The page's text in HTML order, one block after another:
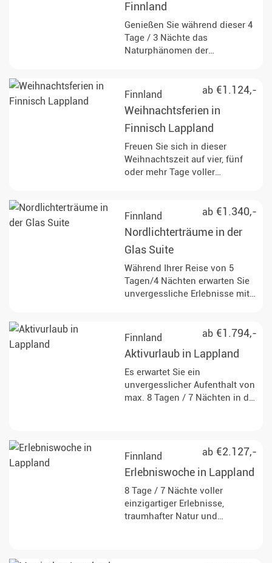
Finnland
Genießen Sie während dieser 4
Tage / 3 Nächte das
Naturphänomen der
mit verspielten Huskys und
Schneeschuhwandern.
ab €1.124,-
Finnland
Weihnachtsferien in
Finnisch Lappland
Freuen Sie sich in dieser
Weihnachtszeit auf vier, fünf
oder mehr Tage voller
ab €1.340,-
Finnland
Nordlichterträume in der
Glas Suite
Während Ihrer Reise von 5
Tagen/4 Nächten erwarten Sie
unvergessliche Erlebnisse mit
Wildnis und die Chance, die
märchenhaften Nordlichter
direkt aus Ihrer privaten Glas
Suite zu beobachten!
ab €1.794,-
Finnland
Aktivurlaub in Lappland
Es erwartet Sie ein
unvergesslicher Aufenthalt von
max. 8 Tagen / 7 Nächten in der
ab €2.127,-
Finnland
Erlebniswoche in Lappland
8 Tage / 7 Nächte voller
einzigartiger Erlebnisse,
traumhafter Natur und